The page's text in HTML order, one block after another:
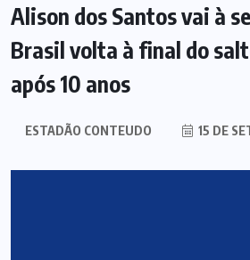
Alison dos Santos vai à
Brasil volta à final do
após 10 anos
ESTADÃO CONTEUDO 15 DE